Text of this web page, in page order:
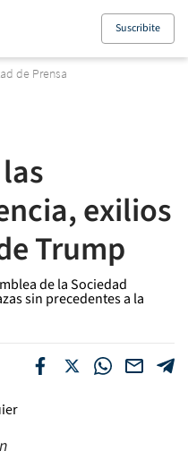
Suscribite
de Prensa
exilios
Trump
de la Sociedad
sin precedentes a la